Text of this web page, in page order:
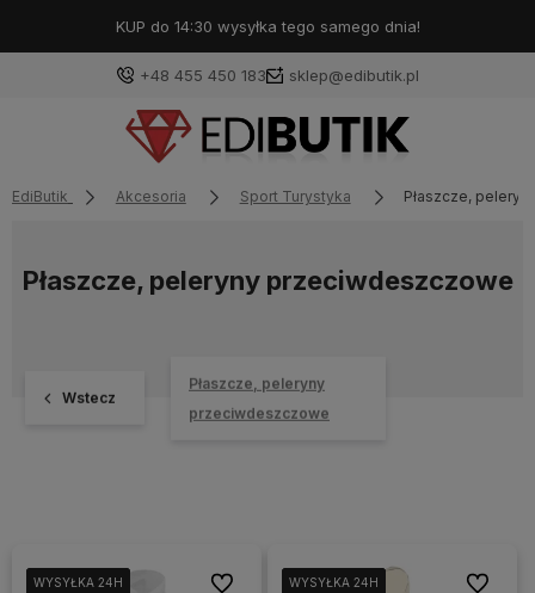
KUP do 14:30 wysyłka tego samego dnia!
+48 455 450 183 sklep@edibutik.pl
EdiButik Akcesoria Sport Turystyka Płaszcze,
Płaszcze, peleryny przeciwdeszczowe
Wstecz
Płaszcze, peleryny
przeciwdeszczowe
WYSYŁKA 24H
WYSYŁKA 24H
WYSYŁKA 24H
WYSYŁKA 24H Do ulubionychWYSYŁKA 24H
WYSYŁKA 24H
WYSYŁKA 24H
WYSYŁKA 24H Do